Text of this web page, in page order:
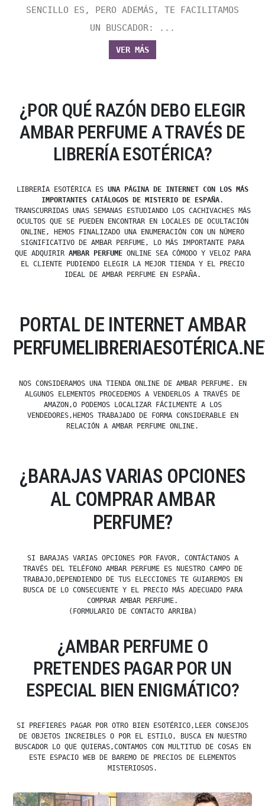
SENCILLO ES, PERO ADEMÁS, TE FACILITAMOS
UN BUSCADOR: ...
VER MÁS
¿POR QUÉ RAZÓN DEBO ELEGIR
AMBAR PERFUME A TRAVÉS DE
LIBRERÍA ESOTÉRICA?
LIBRERÍA ESOTÉRICA ES UNA PÁGINA DE INTERNET CON LOS MÁS
IMPORTANTES CATÁLOGOS DE MISTERIO DE ESPAÑA.
TRANSCURRIDAS UNAS SEMANAS ESTUDIANDO LOS CACHIVACHES MÁS
OCULTOS QUE SE PUEDEN ENCONTRAR EN LOCALES DE OCULTACIÓN
ONLINE, HEMOS FINALIZADO UNA ENUMERACIÓN CON UN NÚMERO
SIGNIFICATIVO DE AMBAR PERFUME, LO MÁS IMPORTANTE PARA
QUE ADQUIRIR AMBAR PERFUMEONLINE SEA CÓMODO Y VELOZ PARA
EL CLIENTE PUDIENDO ELEGIR LA MEJOR TIENDA Y EL PRECIO
IDEAL DE AMBAR PERFUME EN ESPAÑA.
PORTAL DE INTERNET AMBAR
NOS CONSIDERAMOS UNA TIENDA ONLINE DE AMBAR PERFUME. EN
ALGUNOS ELEMENTOS PROCEDEMOS A VENDERLOS A TRAVÉS DE
AMAZON,O PODEMOS LOCALIZAR FÁCILMENTE A LOS
VENDEDORES,HEMOS TRABAJADO DE FORMA CONSIDERABLE EN
RELACIÓN A AMBAR PERFUME ONLINE.
¿BARAJAS VARIAS OPCIONES
AL COMPRAR AMBAR
PERFUME?
SI BARAJAS VARIAS OPCIONES POR FAVOR, CONTÁCTANOS A
TRAVÉS DEL TELÉFONO AMBAR PERFUME ES NUESTRO CAMPO DE
TRABAJO,DEPENDIENDO DE TUS ELECCIONES TE GUIAREMOS EN
BUSCA DE LO CONSECUENTE Y EL PRECIO MÁS ADECUADO PARA
COMPRAR AMBAR PERFUME.
(FORMULARIO DE CONTACTO ARRIBA)
¿AMBAR PERFUME O
PRETENDES PAGAR POR UN
ESPECIAL BIEN ENIGMÁTICO?
SI PREFIERES PAGAR POR OTRO BIEN ESOTÉRICO,LEER CONSEJOS
DE OBJETOS INCREIBLES O POR EL ESTILO, BUSCA EN NUESTRO
BUSCADOR LO QUE QUIERAS,CONTAMOS CON MULTITUD DE COSAS EN
ESTE ESPACIO WEB DE BAREMO DE PRECIOS DE ELEMENTOS
MISTERIOSOS.